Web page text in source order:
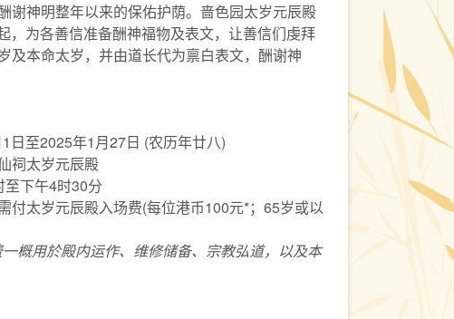
谢神明整年以来的保佑护荫。啬色园太岁元辰殿
，为各善信准备酬神福物及表文，让善信们虔拜
及本命太岁，并由道长代为禀白表文，酬谢神
日至2025年1月27日 (农历年廿八)
祠太岁元辰殿
下午4时30分
付太岁元辰殿入场费(每位港币100元*；65岁或以
概用於殿内运作、维修储备、宗教弘道，以及本